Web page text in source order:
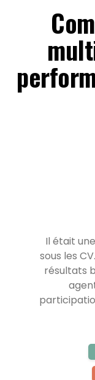
Il était
sous les
résultats